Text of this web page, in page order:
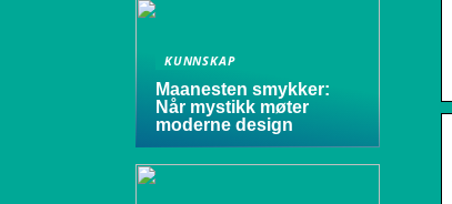
KUNNSKAP
Maanesten smykker:
Når mystikk møter
moderne design